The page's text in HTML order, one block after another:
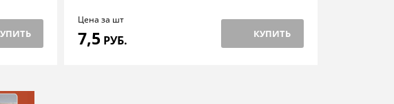
Цена за шт
7,5 РУБ. КУПИТЬ